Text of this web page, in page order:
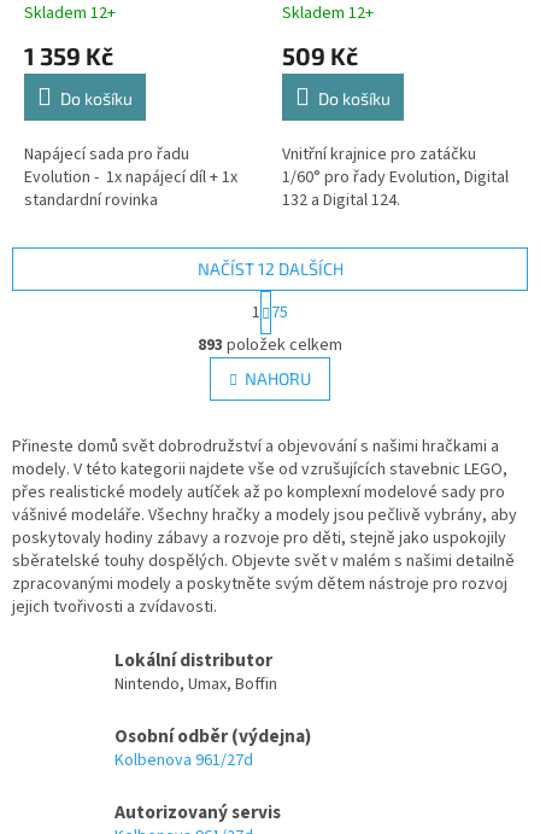
Skladem 12+
1 359 Kč
Do košíku
Napájecí sada pro řadu
Evolution - 1x napájecí díl + 1x
standardní rovinka
Skladem 12+
509 Kč
Do košíku
Vnitřní krajnice pro zatáčku
1/60° pro řady Evolution, Digital
132 a Digital 124.
O
v
l
á
a
c
í
p
r
v
k
ý
p
s
u
NAČÍST 12 DALŠÍCH
t
r
á
n
k
v
á
n
1 75
893 položek celkem
NAHORU
Přineste domů svět dobrodružství a objevování s našimi hračkami a
modely. V této kategorii najdete vše od vzrušujících stavebnic LEGO,
přes realistické modely autíček až po komplexní modelové sady pro
vášnivé modeláře. Všechny hračky a modely jsou pečlivě vybrány, aby
poskytovaly hodiny zábavy a rozvoje pro děti, stejně jako uspokojily
sběratelské touhy dospělých. Objevte svět v malém s našimi detailně
zpracovanými modely a poskytněte svým dětem nástroje pro rozvoj
jejich tvořivosti a zvídavosti.
Lokální distributor
Nintendo, Umax, Boffin
Osobní odběr (výdejna)
Kolbenova 961/27d
Autorizovaný servis